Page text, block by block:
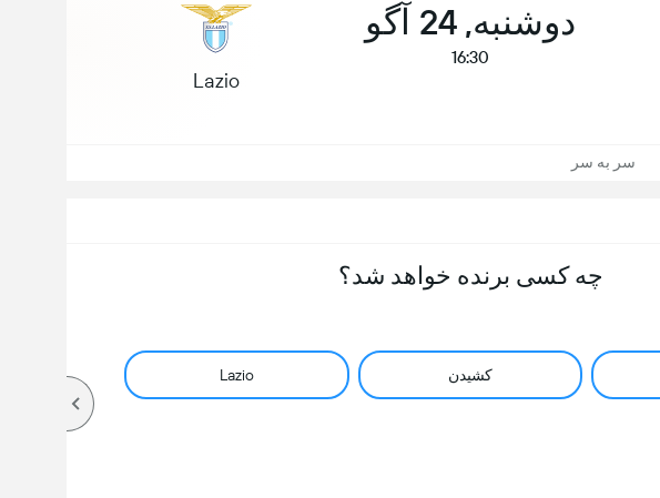
دوشنبه, 24 آگو
16:30
Lazio
سر به سر
چه کسی برنده خواهد شد؟
کشیدن Lazio